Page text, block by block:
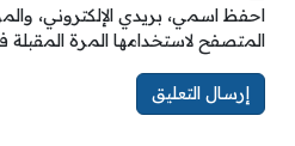
احفظ اسمي، بريدي الإلكتروني،
المتصفح لاستخدامها المرة المقبلة